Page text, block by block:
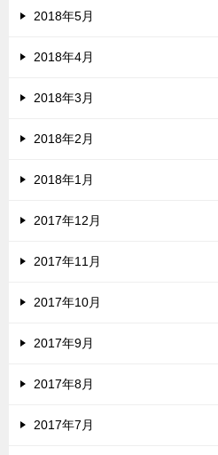
2018年5月
2018年4月
2018年3月
2018年2月
2018年1月
2017年12月
2017年11月
2017年10月
2017年9月
2017年8月
2017年7月